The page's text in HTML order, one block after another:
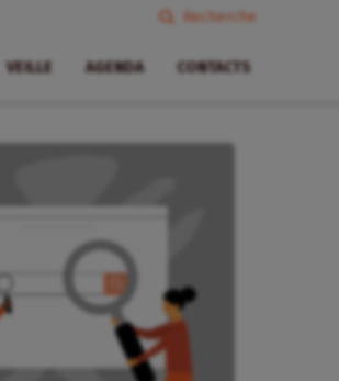
Recherche
VEILLE AGENDA CONTACTS